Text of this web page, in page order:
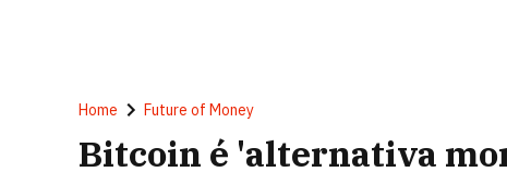
Home Future of Money
Bitcoin é 'alternativa